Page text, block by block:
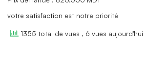
votre satisfaction est notre priorité
1355 total de vues , 6 vues aujourd'hui